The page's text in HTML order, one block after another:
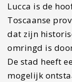
Lucca is de
Toscaanse
dat zijn
omringd is
De stad heeft
mogelijk